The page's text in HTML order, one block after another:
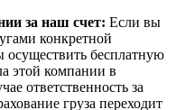
за наш счет: Если вы
конкретной
бесплатную
этой компании в
ответственность за
груза переходит